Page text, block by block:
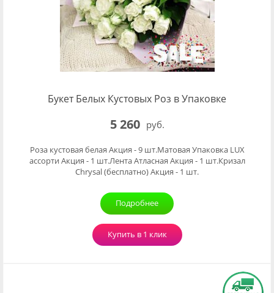
Букет Белых Кустовых Роз в Упаковке
5 260 руб.
Роза кустовая белая Акция - 9 шт.Матовая Упаковка LUX
ассорти Акция - 1 шт.Лента Атласная Акция - 1 шт.Кризал
Chrysal (бесплатно) Акция - 1 шт.
Подробнее
Купить в 1 клик